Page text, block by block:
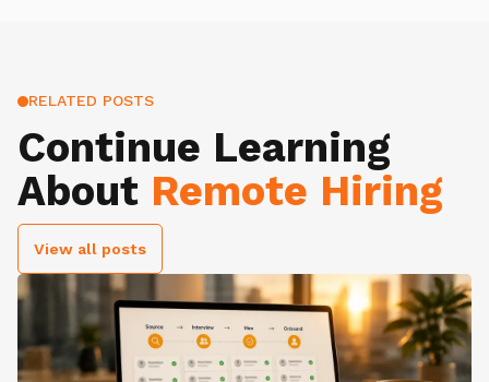
RELATED POSTS
Continue Learning
About Remote Hiring
View all posts